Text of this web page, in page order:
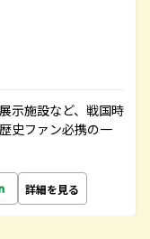
示施設など、戦国時
史ファン必携の一
詳細を見る